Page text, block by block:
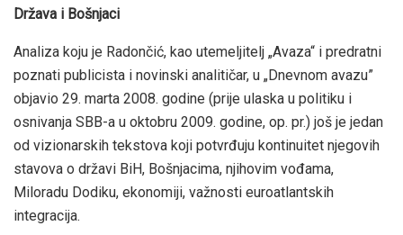
Država i Bošnjaci
Analiza koju je Radončić, kao utemeljitelj „Avaza“ i predratni
poznati publicista i novinski analitičar, u „Dnevnom avazu”
objavio 29. marta 2008. godine (prije ulaska u politiku i
osnivanja SBB-a u oktobru 2009. godine, op. pr.) još je jedan
od vizionarskih tekstova koji potvrđuju kontinuitet njegovih
stavova o državi BiH, Bošnjacima, njihovim vođama,
Miloradu Dodiku, ekonomiji, važnosti euroatlantskih
integracija.